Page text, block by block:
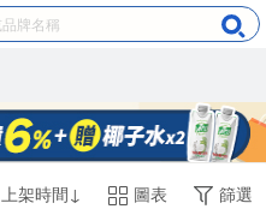
上架時間↓ 圖表 篩選